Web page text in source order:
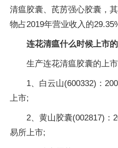
清瘟胶囊、芪苈强心胶囊，
物占2019年营业收入的
连花清瘟什么时候上市
生产连花清瘟胶囊的上
1、白云山(600332)：
上市;
2、黄山胶囊(002817)：
易所上市;